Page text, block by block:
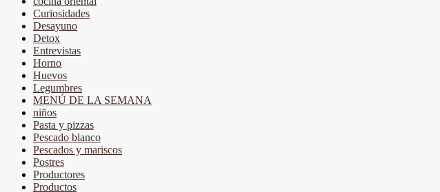
Curiosidades
Desayuno
Detox
Entrevistas
Horno
Huevos
Legumbres
MENÚ DE LA SEMANA
niños
Pasta y pizzas
Pescado blanco
Pescados y mariscos
Postres
Productores
Productos